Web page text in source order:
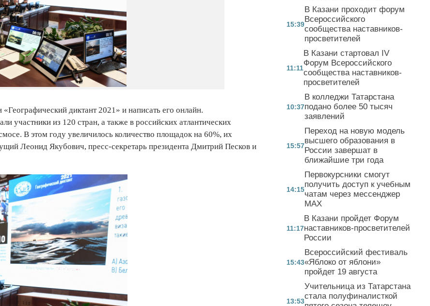
диктант 2021» и написать его онлайн.
участники из 120 стран, а также в российских атлантических
В этом году увеличилось количество площадок на 60%, их
Леонид Якубович, пресс-секретарь президента Дмитрий Песков и
15:39
В Казани проходит форум
Всероссийского
сообщества наставников-
просветителей
11:11
В Казани стартовал IV
Форум Всероссийского
сообщества наставников-
просветителей
10:37
В колледжи Татарстана
подано более 50 тысяч
заявлений
15:57
Переход на новую модель
высшего образования в
России завершат в
ближайшие три года
14:15
Первокурсники смогут
получить доступ к учебным
чатам через мессенджер
MAX
11:17
В Казани пройдет Форум
наставников-просветителей
России
15:43
Всероссийский фестиваль
«Яблоко от яблони»
пройдет 19 августа
13:53
Учительница из Татарстана
стала полуфиналисткой